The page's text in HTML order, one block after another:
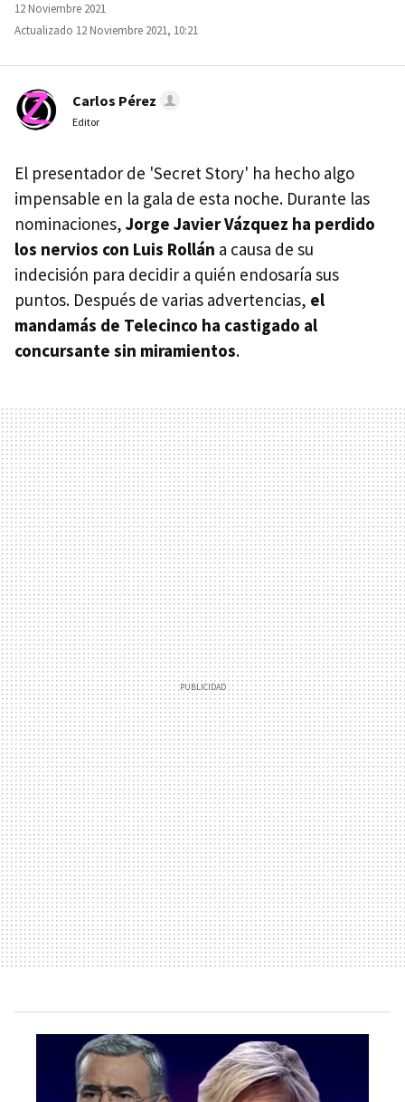
12 Noviembre 2021
Actualizado 12 Noviembre 2021, 10:21
Carlos Pérez
Editor
El presentador de 'Secret Story' ha hecho algo
impensable en la gala de esta noche. Durante las
nominaciones, Jorge Javier Vázquez ha perdido
los nervios con Luis Rollán a causa de su
indecisión para decidir a quién endosaría sus
puntos. Después de varias advertencias, el
mandamás de Telecinco ha castigado al
concursante sin miramientos.